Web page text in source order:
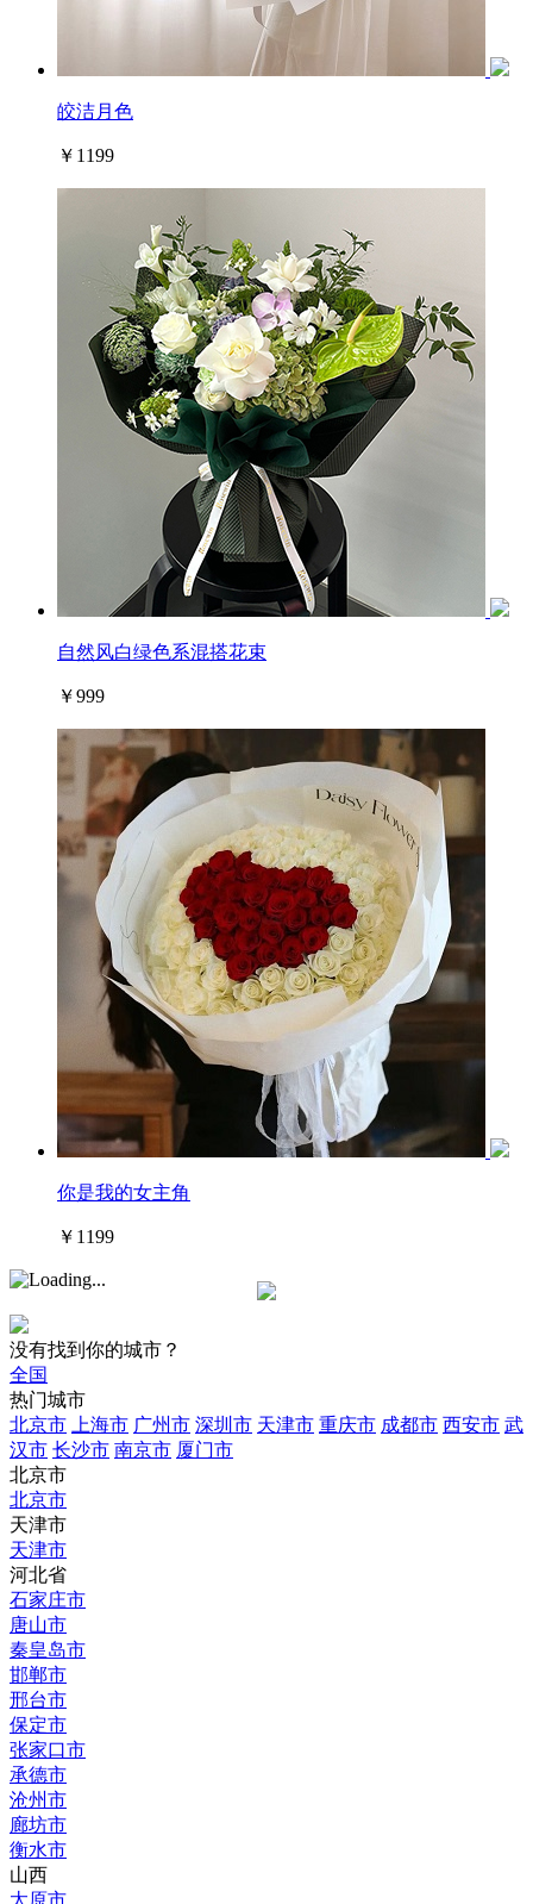
皎洁月色
￥1199
自然风白绿色系混搭花束
￥999
你是我的女主角
￥1199
没有找到你的城市？
全国
热门城市
北京市
上海市 广州市 深圳市 天津市 重庆市 成都市 西安市 武
汉市 长沙市 南京市 厦门市
北京市
北京市
天津市
天津市
河北省
石家庄市
唐山市
秦皇岛市
邯郸市
邢台市
保定市
张家口市
承德市
沧州市
廊坊市
衡水市
山西
太原市